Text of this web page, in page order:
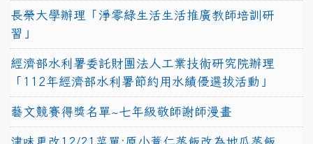
長榮大學辦理「淨零綠生活生活推廣教師培訓研
習」
經濟部水利署委託財團法人工業技術研究院辦理
「112年經濟部水利署節約用水績優選拔活動」
藝文競賽得獎名單~七年級敬師謝師漫畫
津味更改12/21菜單:原小薏仁蒸飯改為地瓜蒸飯